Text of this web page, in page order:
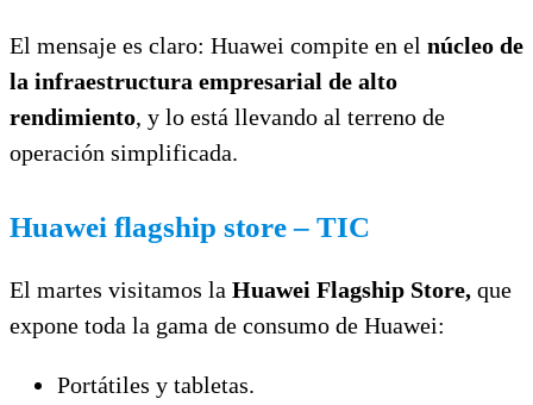
El mensaje es claro: Huawei compite en el núcleo de
la infraestructura empresarial de alto
rendimiento, y lo está llevando al terreno de
operación simplificada.
Huawei flagship store – TIC
El martes visitamos la Huawei Flagship Store, que
expone toda la gama de consumo de Huawei:
Portátiles y tabletas.